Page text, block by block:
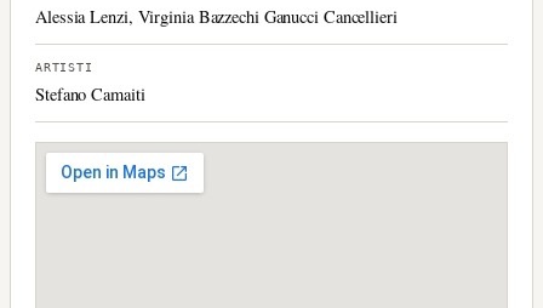
Alessia Lenzi, Virginia Bazzechi Ganucci Cancellieri
ARTISTI
Stefano Camaiti